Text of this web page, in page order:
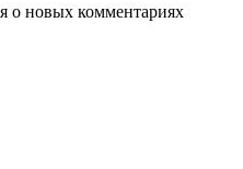
о новых комментариях